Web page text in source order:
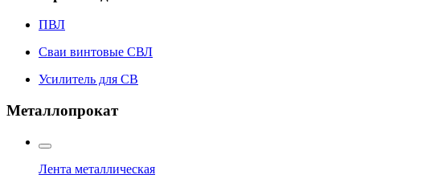
ПВЛ
Сваи винтовые СВЛ
Усилитель для СВ
Металлопрокат
Лента металлическая